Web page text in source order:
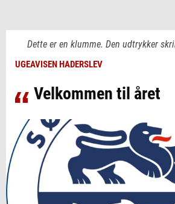
Dette er en klumme. Den udtrykker
UGEAVISEN HADERSLEV
Velkommen til året